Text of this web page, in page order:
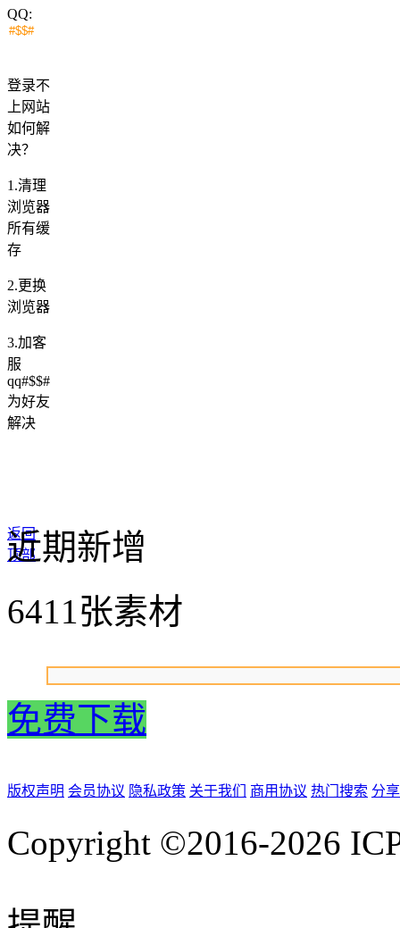
QQ:
登录不
上网站
如何解
决？
1.清理
浏览器
所有缓
存
2.更换
浏览器
3.加客
服
qq#$$#
为好友
解决
返回
顶部
近期新增
6411张素材
免费下载
版权声明 会员协议 隐私政策 关于我们 商用协议 热门搜索 分
Copyright ©2016-2026